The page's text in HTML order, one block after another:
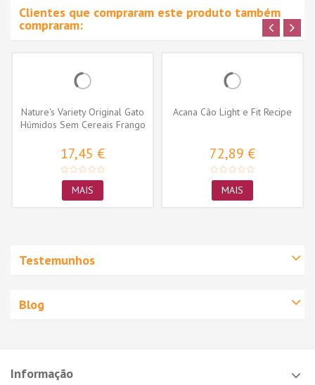
Clientes que compraram este produto também
compraram:
Nature's Variety Original Gato
Húmidos Sem Cereais Frango
17,45 €
MAIS
Acana Cão Light e Fit Recipe
72,89 €
MAIS
Testemunhos
Blog
Informação